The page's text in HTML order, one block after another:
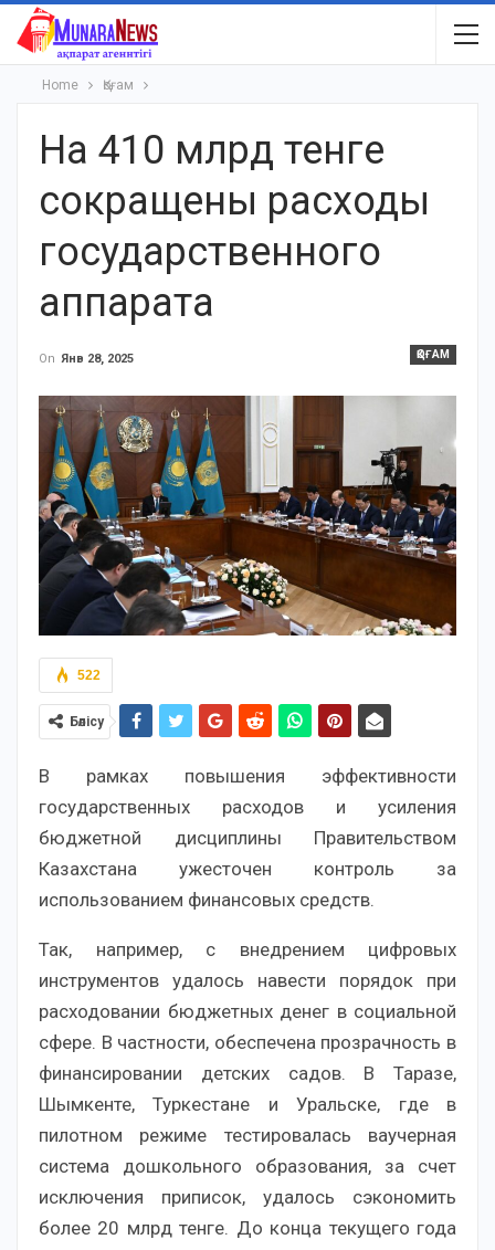
Home Қоғам
На 410 млрд тенге
сокращены расходы
государственного
аппарата
ҚОҒАМ
On Янв 28, 2025
522
Бөлісу
В рамках повышения эффективности
государственных расходов и усиления
бюджетной дисциплины Правительством
Казахстана ужесточен контроль за
использованием финансовых средств.
Так, например, с внедрением цифровых
инструментов удалось навести порядок при
расходовании бюджетных денег в социальной
сфере. В частности, обеспечена прозрачность в
финансировании детских садов. В Таразе,
Шымкенте, Туркестане и Уральске, где в
пилотном режиме тестировалась ваучерная
система дошкольного образования, за счет
исключения приписок, удалось сэкономить
более 20 млрд тенге. До конца текущего года